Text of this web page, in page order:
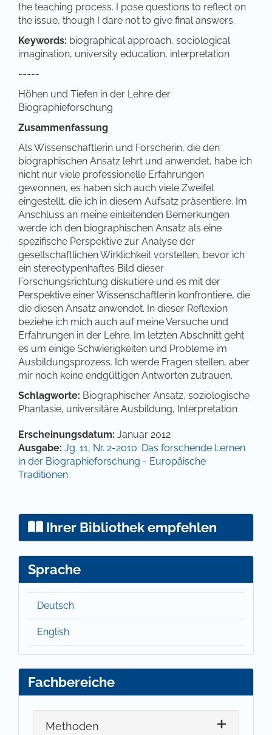
the teaching process. I pose questions to reflect on
the issue, though I dare not to give final answers.
Keywords: biographical approach, sociological
imagination, university education, interpretation
-----
Höhen und Tiefen in der Lehre der
Biographieforschung
Zusammenfassung
Als Wissenschaftlerin und Forscherin, die den
biographischen Ansatz lehrt und anwendet, habe ich
nicht nur viele professionelle Erfahrungen
gewonnen, es haben sich auch viele Zweifel
eingestellt, die ich in diesem Aufsatz präsentiere. Im
Anschluss an meine einleitenden Bemerkungen
werde ich den biographischen Ansatz als eine
spezifische Perspektive zur Analyse der
gesellschaftlichen Wirklichkeit vorstellen, bevor ich
ein stereotypenhaftes Bild dieser
Forschungsrichtung diskutiere und es mit der
Perspektive einer Wissenschaftlerin konfrontiere, die
die diesen Ansatz anwendet. In dieser Reflexion
beziehe ich mich auch auf meine Versuche und
Erfahrungen in der Lehre. Im letzten Abschnitt geht
es um einige Schwierigkeiten und Probleme im
Ausbildungsprozess. Ich werde Fragen stellen, aber
mir noch keine endgültigen Antworten zutrauen.
Schlagworte: Biographischer Ansatz, soziologische
Phantasie, universitäre Ausbildung, Interpretation
Artikel-Details
Erscheinungsdatum: Januar 2012
Ausgabe: Jg. 11, Nr. 2-2010: Das forschende Lernen
in der Biographieforschung - Europäische
Traditionen
Ihrer Bibliothek empfehlen
Sprache
Deutsch
English
Fachbereiche
Methoden